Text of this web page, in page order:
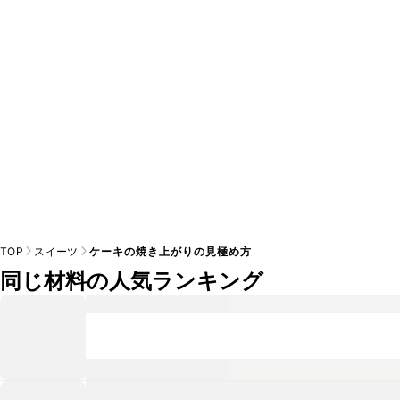
TOP スイーツ ケーキの焼き上がりの見極め方
同じ材料の人気ランキング